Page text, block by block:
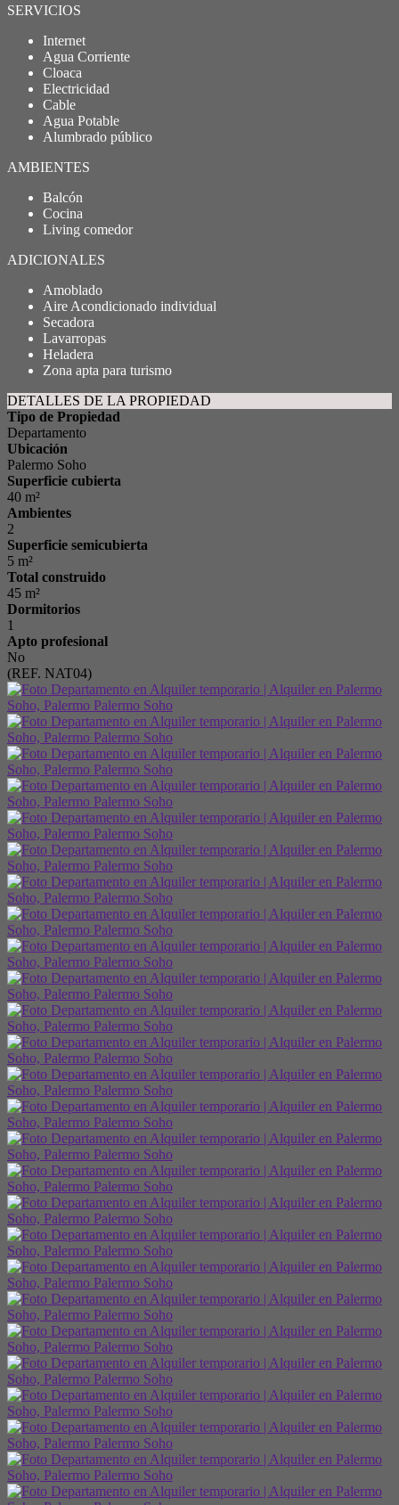
SERVICIOS
Internet
Agua Corriente
Cloaca
Electricidad
Cable
Agua Potable
Alumbrado público
AMBIENTES
Balcón
Cocina
Living comedor
ADICIONALES
Amoblado
Aire Acondicionado individual
Secadora
Lavarropas
Heladera
Zona apta para turismo
DETALLES DE LA PROPIEDAD
Tipo de Propiedad
Departamento
Ubicación
Palermo Soho
Superficie cubierta
40 m²
Ambientes
2
Superficie semicubierta
5 m²
Total construido
45 m²
Dormitorios
1
Apto profesional
No
(REF. NAT04)